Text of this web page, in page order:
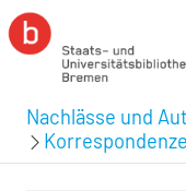
Nachlässe und